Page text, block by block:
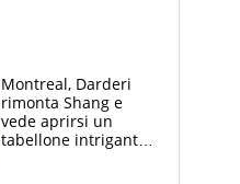
Montreal, Darderi
rimonta Shang e
vede aprirsi un
tabellone intrigante: